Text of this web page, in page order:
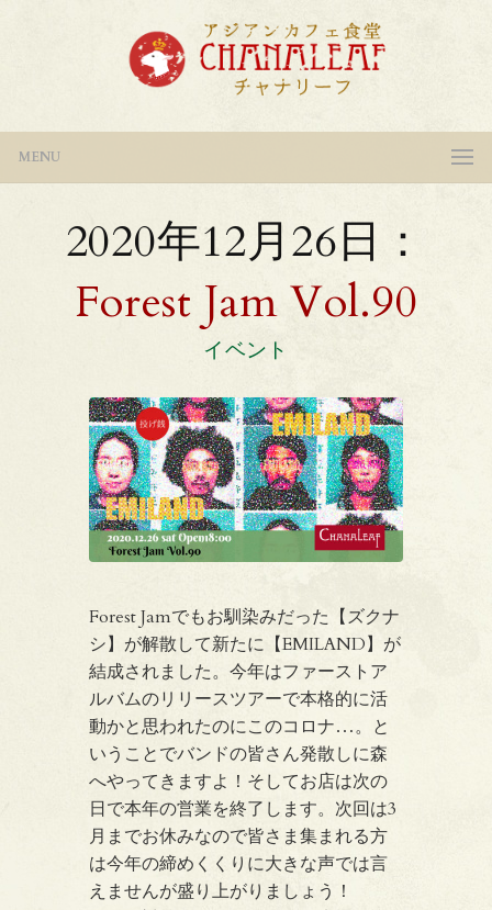
MENU
2020年12月26日：
Forest Jam Vol.90
イベント
Forest Jamでもお馴染みだった【ズクナ
シ】が解散して新たに【EMILAND】が
結成されました。今年はファーストア
ルバムのリリースツアーで本格的に活
動かと思われたのにこのコロナ…。と
いうことでバンドの皆さん発散しに森
へやってきますよ！そしてお店は次の
日で本年の営業を終了します。次回は3
月までお休みなので皆さま集まれる方
は今年の締めくくりに大きな声では言
えませんが盛り上がりましょう！